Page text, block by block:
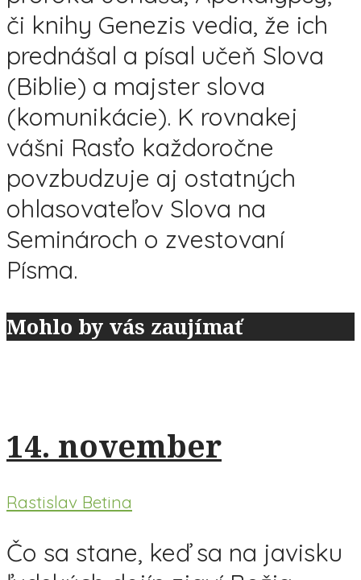
či knihy Genezis vedia, že ich
prednášal a písal učeň Slova
(Biblie) a majster slova
(komunikácie). K rovnakej
vášni Rasťo každoročne
povzbudzuje aj ostatných
ohlasovateľov Slova na
Seminároch o zvestovaní
Písma.
Mohlo by vás zaujímať
14. november
Rastislav Betina
Čo sa stane, keď sa na javisku